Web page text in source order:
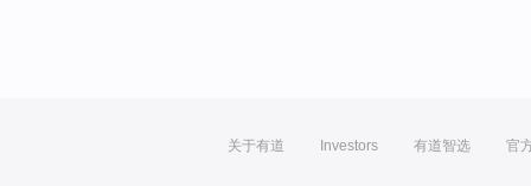
关于有道 Investors 有道智选 官